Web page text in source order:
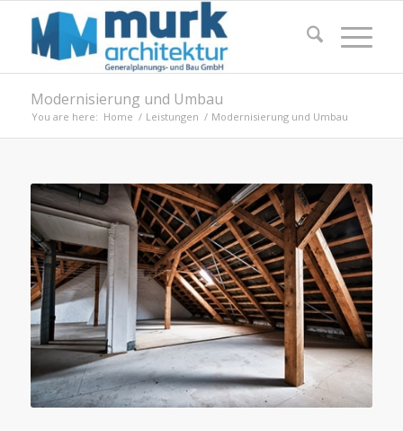
Modernisierung und Umbau
You are here: Home / Leistungen / Modernisierung und Umbau